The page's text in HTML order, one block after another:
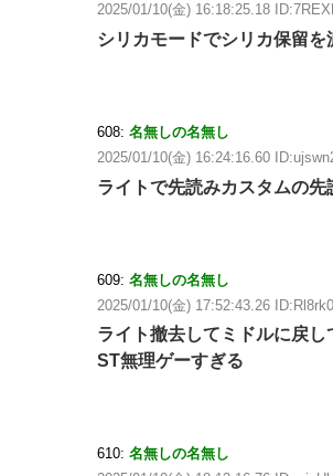
2025/01/10(金) 16:18:25.18
シリカモードでシリカ保留
608: 名無しの名無し
2025/01/10(金) 16:24:16.60
ライトで先読みカスタムの
609: 名無しの名無し
2025/01/10(金) 17:52:43.26
ライト撤去してミドルに戻
ST無理ゲーすぎる
610: 名無しの名無し